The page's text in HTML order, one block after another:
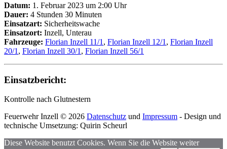
Datum: 1. Februar 2023 um 2:00 Uhr
Dauer: 4 Stunden 30 Minuten
Einsatzart: Sicherheitswache
Einsatzort: Inzell, Unterau
Fahrzeuge: Florian Inzell 11/1 , Florian Inzell 12/1 , Florian Inzell
20/1 , Florian Inzell 30/1 , Florian Inzell 56/1
Einsatzbericht:
Kontrolle nach Glutnestern
Feuerwehr Inzell © 2026 Datenschutz und Impressum - Design und
technische Umsetzung: Quirin Scheurl
Diese Website benutzt Cookies. Wenn Sie die Website weiter